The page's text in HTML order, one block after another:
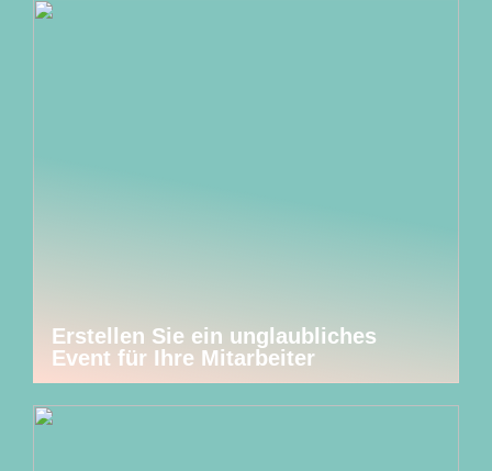
Erstellen Sie ein unglaubliches
Event für Ihre Mitarbeiter